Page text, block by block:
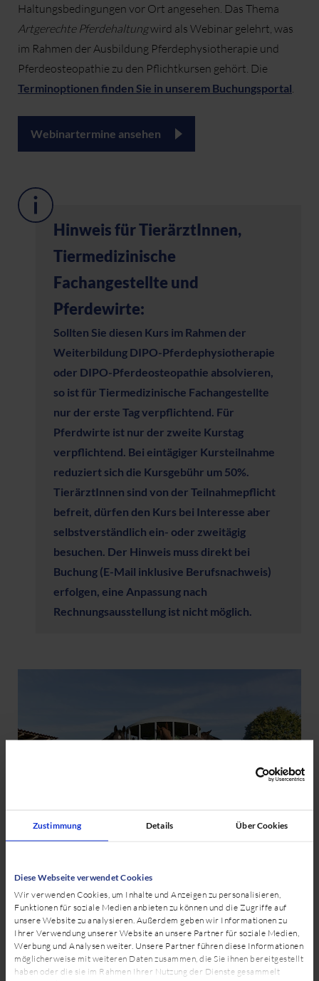
Zustimmung Details Über Cookies
Diese Webseite verwendet Cookies
Wir verwenden Cookies, um Inhalte und Anzeigen zu personalisieren,
Funktionen für soziale Medien anbieten zu können und die Zugriffe auf
unsere Website zu analysieren. Außerdem geben wir Informationen zu
Ihrer Verwendung unserer Website an unsere Partner für soziale Medien,
Werbung und Analysen weiter. Unsere Partner führen diese Informationen
möglicherweise mit weiteren Daten zusammen, die Sie ihnen bereitgestellt
haben oder die sie im Rahmen Ihrer Nutzung der Dienste gesammelt
Haltungsbedingungen vor Ort angesehen. Das Thema
Artgerechte Pferdehaltungwird als Webinar gelehrt, was
im Rahmen der Ausbildung Pferdephysiotherapie und
Pferdeosteopathie zu den Pflichtkursen gehört. Die
Terminoptionen finden Sie in unserem Buchungsportal.
Webinartermine ansehen
Hinweis für TierärztInnen,
Tiermedizinische
Fachangestellte und
Pferdewirte:
Sollten Sie diesen Kurs im Rahmen der
Weiterbildung DIPO-Pferdephysiotherapie
oder DIPO-Pferdeosteopathie absolvieren,
so ist für Tiermedizinische Fachangestellte
nur der erste Tag verpflichtend. Für
Pferdwirte ist nur der zweite Kurstag
verpflichtend. Bei eintägiger Kursteilnahme
reduziert sich die Kursgebühr um 50%.
TierärztInnen sind von der Teilnahmepflicht
befreit, dürfen den Kurs bei Interesse aber
selbstverständlich ein- oder zweitägig
besuchen. Der Hinweis muss direkt bei
Buchung (E-Mail inklusive Berufsnachweis)
erfolgen, eine Anpassung nach
Rechnungsausstellung ist nicht möglich.
Fütterung und Haltung des
Pferdes
Am ersten Tag geht es um die Fütterung des Pferdes und
damit um die Prävention von Erkrankungen.